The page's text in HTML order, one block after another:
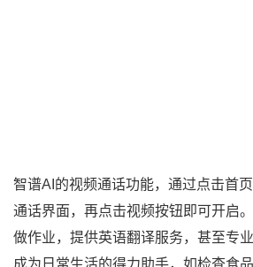
智谱AI的视频通话功能，通过点击首
通话界面，再点击视频按钮即可开启
做作业，提供英语翻译服务，甚至专
成为日常生活的得力助手，如检查食